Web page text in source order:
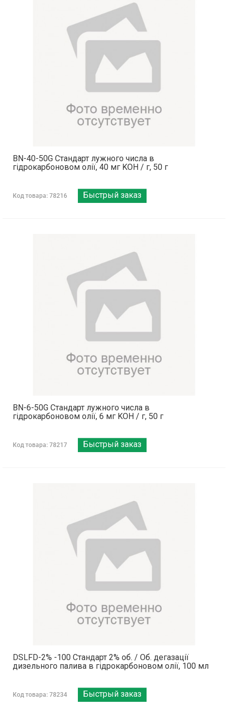
BN-40-50G Стандарт лужного числа в
гідрокарбоновом олії, 40 мг KOH / г, 50 г
Код товара: 78216 Быстрый заказ
BN-6-50G Стандарт лужного числа в
гідрокарбоновом олії, 6 мг KOH / г, 50 г
Код товара: 78217 Быстрый заказ
DSLFD-2% -100 Стандарт 2% об. / Об. дегазації
дизельного палива в гідрокарбоновом олії, 100 мл
Код товара: 78234 Быстрый заказ